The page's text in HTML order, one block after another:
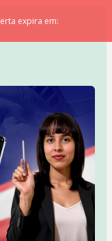
expira em: